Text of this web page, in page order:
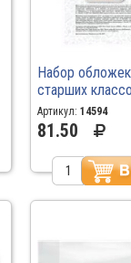
Набор
старших
225*320мм
арт.15.11.наб /
Артикул: 14594
81.50